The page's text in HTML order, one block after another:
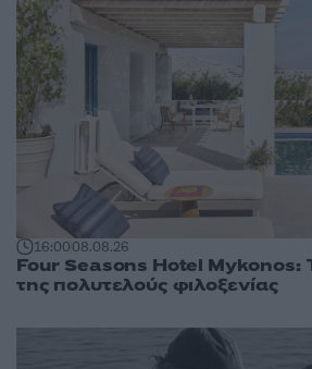
16:0008.08.26
Four Seasons Hotel Mykonos:
της πολυτελούς φιλοξενίας